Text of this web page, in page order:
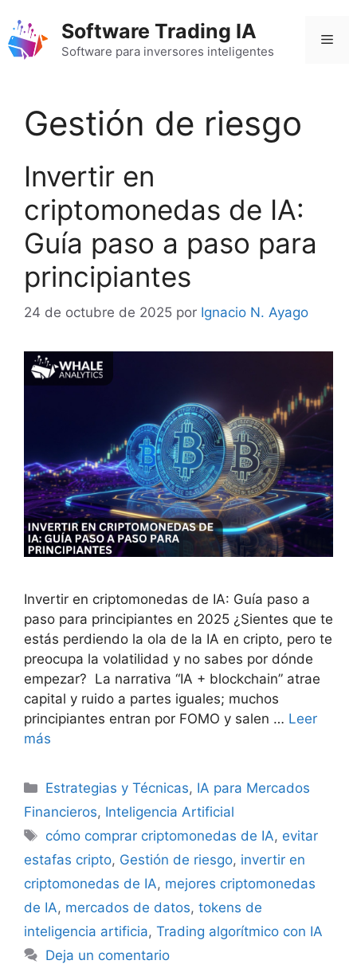
contenido
Software Trading IA
Software para inversores inteligentes
Gestión de riesgo
Invertir en
criptomonedas de IA:
Guía paso a paso para
principiantes
24 de octubre de 2025 por Ignacio N. Ayago
Invertir en criptomonedas de IA: Guía paso a
paso para principiantes en 2025 ¿Sientes que te
estás perdiendo la ola de la IA en cripto, pero te
preocupa la volatilidad y no sabes por dónde
empezar? La narrativa “IA + blockchain” atrae
capital y ruido a partes iguales; muchos
principiantes entran por FOMO y salen … Leer
más
Categorías
Estrategias y Técnicas, IA para Mercados
Financieros, Inteligencia Artificial
Etiquetas
cómo comprar criptomonedas de IA, evitar
estafas cripto, Gestión de riesgo, invertir en
criptomonedas de IA, mejores criptomonedas
de IA, mercados de datos, tokens de
inteligencia artificia, Trading algorítmico con IA
Deja un comentario